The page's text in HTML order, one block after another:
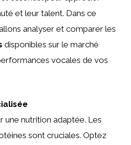
et leur talent. Dans ce
analyser et comparer les
disponibles sur le marché
vocales de vos
une nutrition adaptée. Les
sont cruciales. Optez